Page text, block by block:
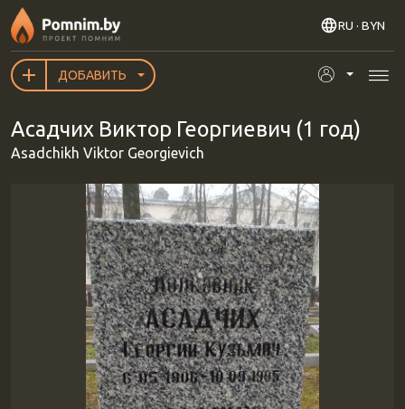
Перейти к основному содержанию
RU · BYN
ДОБАВИТЬ
Асадчих Виктор Георгиевич (1 год)
Asadchikh Viktor Georgievich